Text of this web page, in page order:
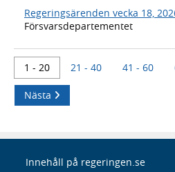
Regeringsärenden vecka 18,
Försvarsdepartementet
1 - 20 21 - 40 41 - 60
Nästa
Innehåll på regeringen.se